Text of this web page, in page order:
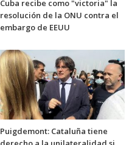
Cuba recibe como "victoria" la
resolución de la ONU contra el
embargo de EEUU
Puigdemont: Cataluña tiene